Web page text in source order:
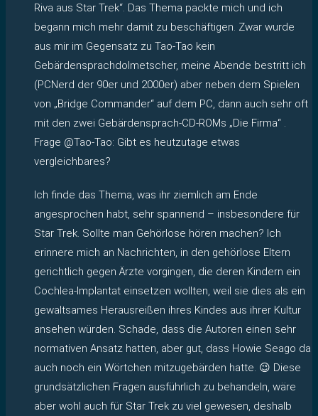
Riva aus Star Trek“. Das Thema packte mich und ich
begann mich mehr damit zu beschäftigen. Zwar wurde
aus mir im Gegensatz zu Tao-Tao kein
Gebärdensprachdolmetscher, meine Abende bestritt ich
(PCNerd der 90er und 2000er) aber neben dem Spielen
von „Bridge Commander“ auf dem PC, dann auch sehr oft
mit den zwei Gebärdensprach-CD-ROMs „Die Firma“ .
Frage @Tao-Tao: Gibt es heutzutage etwas
vergleichbares?
Ich finde das Thema, was ihr ziemlich am Ende
angesprochen habt, sehr spannend – insbesondere für
Star Trek. Sollte man Gehörlose hören machen? Ich
erinnere mich an Nachrichten, in den gehörlose Eltern
gerichtlich gegen Ärzte vorgingen, die deren Kindern ein
Cochlea-Implantat einsetzen wollten, weil sie dies als ein
gewaltsames Herausreißen ihres Kindes aus ihrer Kultur
ansehen würden. Schade, dass die Autoren einen sehr
normativen Ansatz hatten, aber gut, dass Howie Seago da
auch noch ein Wörtchen mitzugebärden hatte. 😉 Diese
grundsätzlichen Fragen ausführlich zu behandeln, wäre
aber wohl auch für Star Trek zu viel gewesen, deshalb